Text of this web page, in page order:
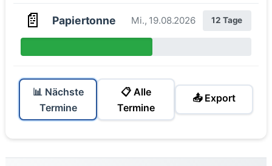
📄 Papiertonne Mi., 19.08.2026 12 Tage
📊 Nächste
Termine
📋 Alle
Termine
📤 Export